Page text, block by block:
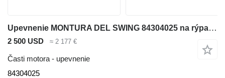
Upevnenie MONTURA DEL SWING 84304025 na rýpadla-nakladača Case 580N
2 500 USD ≈ 2 177 €
Časti motora - upevnenie
84304025